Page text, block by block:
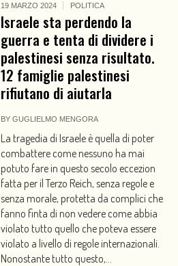
19 MARZO 2024 POLITICA
Israele sta perdendo la
guerra e tenta di dividere i
palestinesi senza risultato.
12 famiglie palestinesi
rifiutano di aiutarla
BYGUGLIELMO MENGORA
La tragedia di Israele è quella di poter
combattere come nessuno ha mai
potuto fare in questo secolo eccezion
fatta per il Terzo Reich, senza regole e
senza morale, protetta da complici che
fanno finta di non vedere come abbia
violato tutto quello che poteva essere
violato a livello di regole internazionali.
Nonostante tutto questo,...